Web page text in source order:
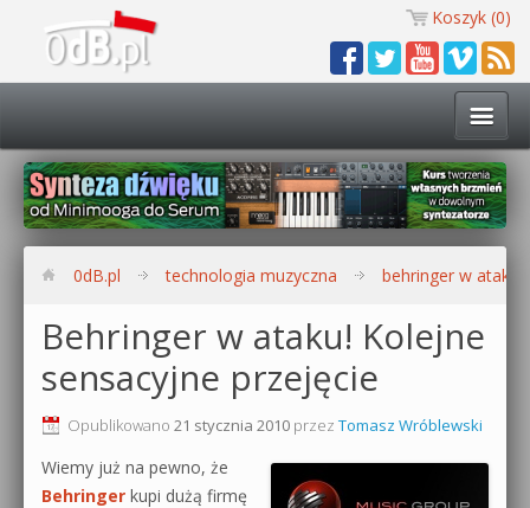
Koszyk (0)
Technologia muzyczna
Kursy i warsztaty
Zobacz wszystkie kursy i warsztaty
Synteza dźwięku 🔥
Produkcja muzyczna w praktyce
Kontakt
0dB.pl technologia muzyczna behringer w
Behringer w ataku! Kolejne
sensacyjne przejęcie
Opublikowano 21 stycznia 2010 przez Tomasz Wróblewski
Wiemy już na pewno, że
Behringer kupi dużą firmę